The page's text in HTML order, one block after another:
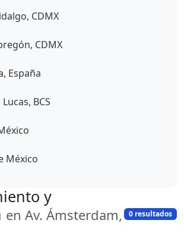
CDMX
CDMX
España
BCS
México
y
en Av. Ámsterdam,
0 resultados